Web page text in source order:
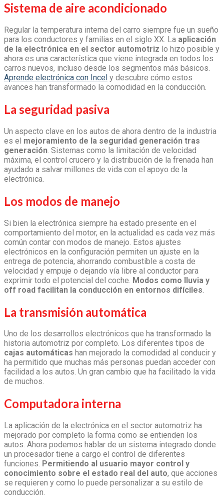
Sistema de aire acondicionado
Regular la temperatura interna del carro siempre fue un sueño
para los conductores y familias en el siglo XX. La aplicación
de la electrónica en el sector automotriz lo hizo posible y
ahora es una característica que viene integrada en todos los
carros nuevos, incluso desde los segmentos más básicos.
Aprende electrónica con Incel y descubre cómo estos
avances han transformado la comodidad en la conducción.
La seguridad pasiva
Un aspecto clave en los autos de ahora dentro de la industria
es el mejoramiento de la seguridad generación tras
generación. Sistemas como la limitación de velocidad
máxima, el control crucero y la distribución de la frenada han
ayudado a salvar millones de vida con el apoyo de la
electrónica.
Los modos de manejo
Si bien la electrónica siempre ha estado presente en el
comportamiento del motor, en la actualidad es cada vez más
común contar con modos de manejo. Estos ajustes
electrónicos en la configuración permiten un ajuste en la
entrega de potencia, ahorrando combustible a costa de
velocidad y empuje o dejando vía libre al conductor para
exprimir todo el potencial del coche. Modos como lluvia y
off road facilitan la conducción en entornos difíciles
La transmisión automática
Uno de los desarrollos electrónicos que ha transformado la
historia automotriz por completo. Los diferentes tipos de
cajas automáticas han mejorado la comodidad al conducir y
ha permitido que muchas más personas puedan acceder con
facilidad a los autos. Un gran cambio que ha facilitado la vida
de muchos.
Computadora interna
La aplicación de la electrónica en el sector automotriz ha
mejorado por completo la forma como se entienden los
autos. Ahora podemos hablar de un sistema integrado donde
un procesador tiene a cargo el control de diferentes
funciones. Permitiendo al usuario mayor control y
conocimiento sobre el estado real del auto, que acciones
se requieren y como lo puede personalizar a su estilo de
conducción.